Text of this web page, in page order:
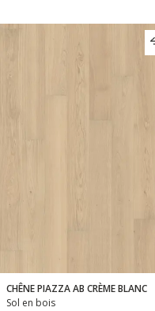
CHÊNE PIAZZA AB CRÈME BLANC
Sol en bois